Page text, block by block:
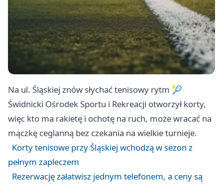
Na ul. Śląskiej znów słychać tenisowy rytm 🎾
Świdnicki Ośrodek Sportu i Rekreacji otworzył korty,
więc kto ma rakietę i ochotę na ruch, może wracać na
mączkę ceglanną bez czekania na wielkie turnieje.
Korty tenisowe przy Śląskiej wchodzą w sezon z
pełnym zapleczem
Rezerwację załatwisz jednym telefonem, a ceny są